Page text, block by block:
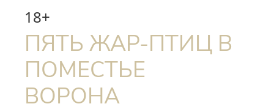
18+
ПЯТЬ ЖАР-ПТИЦ В
ПОМЕСТЬЕ
ВОРОНА